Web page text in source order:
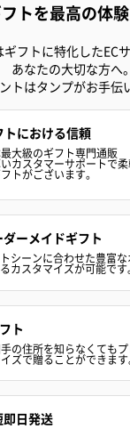
プリザーブドフ
ブーケ（ブルー
（2,580円）
祝いなどのシーンに
テディベア（バ
トを最高の体験
フトに特化したECサ
あなたの大切な方へ。
トはタンプがお手伝
トにおける信頼
大級のギフト専門通販
カスタマーサポートで
トがございます。
ダーメイドギフト
シーンに合わせた豊富
カスタマイズが可能です
ト
の住所を知らなくても
ズで贈ることができます
即日発送